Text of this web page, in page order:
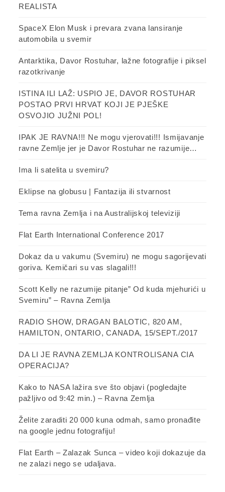
REALISTA
SpaceX Elon Musk i prevara zvana lansiranje
automobila u svemir
Antarktika, Davor Rostuhar, lažne fotografije i piksel
razotkrivanje
ISTINA ILI LAŽ: USPIO JE, DAVOR ROSTUHAR
POSTAO PRVI HRVAT KOJI JE PJEŠKE
OSVOJIO JUŽNI POL!
IPAK JE RAVNA!!! Ne mogu vjerovati!!! Ismijavanje
ravne Zemlje jer je Davor Rostuhar ne razumije…
Ima li satelita u svemiru?
Eklipse na globusu | Fantazija ili stvarnost
Tema ravna Zemlja i na Australijskoj televiziji
Flat Earth International Conference 2017
Dokaz da u vakumu (Svemiru) ne mogu sagorijevati
goriva. Kemičari su vas slagali!!!
Scott Kelly ne razumije pitanje” Od kuda mjehurići u
Svemiru” – Ravna Zemlja
RADIO SHOW, DRAGAN BALOTIC, 820 AM,
HAMILTON, ONTARIO, CANADA, 15/SEPT./2017
DA LI JE RAVNA ZEMLJA KONTROLISANA CIA
OPERACIJA?
Kako to NASA lažira sve što objavi (pogledajte
pažljivo od 9:42 min.) – Ravna Zemlja
Želite zaraditi 20 000 kuna odmah, samo pronađite
na google jednu fotografiju!
Flat Earth – Zalazak Sunca – video koji dokazuje da
ne zalazi nego se udaljava.